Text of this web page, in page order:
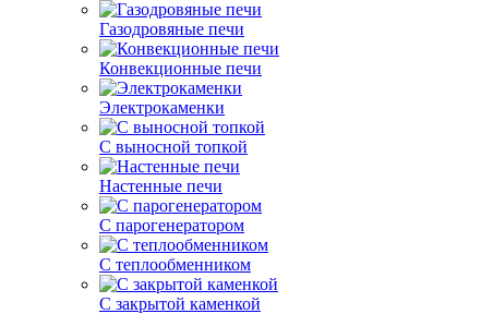
Газодровяные печи
Конвекционные печи
Электрокаменки
С выносной топкой
Настенные печи
С парогенератором
С теплообменником
С закрытой каменкой